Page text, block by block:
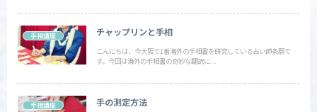
手相講座 チャップリンと手相
こんにちは、今大阪で1番海外の手相書を研究している占い師条願で
す。今回は海外の手相書の奇妙な翻訳に...
手相講座 手の測定方法